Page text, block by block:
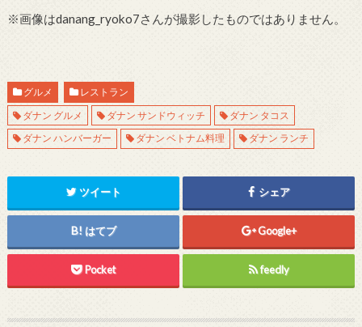
※画像はdanang_ryoko7さんが撮影したものではありません。
グルメ
レストラン
ダナン グルメ
ダナン サンドウィッチ
ダナン タコス
ダナン ハンバーガー
ダナン ベトナム料理 ダナン ランチ
ツイート シェア
はてブ Google+
Pocket feedly